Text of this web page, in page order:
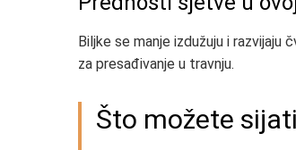
Biljke se manje izdužuju i
za presađivanje u travnju.
Što možete